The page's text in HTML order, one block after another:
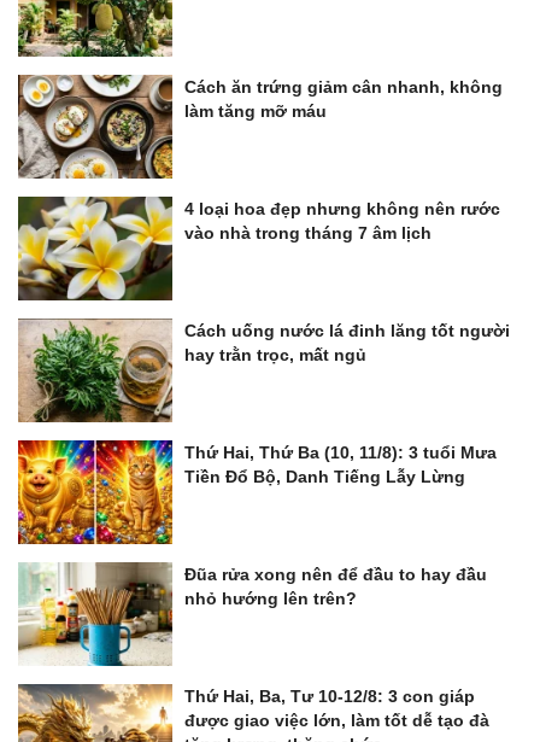
Cách ăn trứng giảm cân nhanh, không
làm tăng mỡ máu
4 loại hoa đẹp nhưng không nên rước
vào nhà trong tháng 7 âm lịch
Cách uống nước lá đinh lăng tốt người
hay trằn trọc, mất ngủ
Thứ Hai, Thứ Ba (10, 11/8): 3 tuổi Mưa
Tiền Đổ Bộ, Danh Tiếng Lẫy Lừng
Đũa rửa xong nên để đầu to hay đầu
nhỏ hướng lên trên?
Thứ Hai, Ba, Tư 10-12/8: 3 con giáp
được giao việc lớn, làm tốt dễ tạo đà